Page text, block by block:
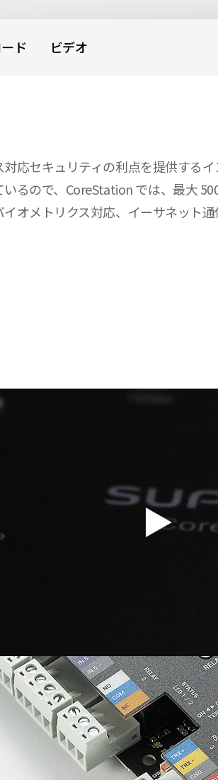
ド ビデオ
応セキュリティの利点を提供するイ
るので、CoreStation では、最大
オメトリクス対応、イーサネット